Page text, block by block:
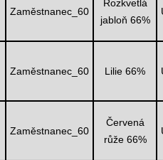
Zaměstnanec_60
Rozkvetlá
jabloň 66%
Zaměstnanec_60 Lilie 66%
Zaměstnanec_60
Červená
růže 66%